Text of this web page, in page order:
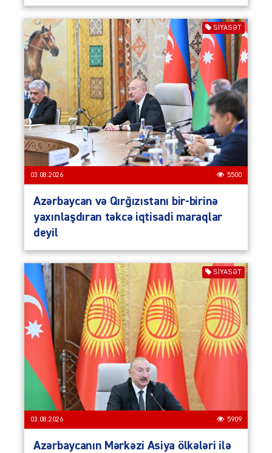
SIYASƏT
03.08.2026 5500
Azərbaycan və Qırğızıstanı bir-birinə
yaxınlaşdıran təkcə iqtisadi maraqlar
deyil
SIYASƏT
03.08.2026 5909
Azərbaycanın Mərkəzi Asiya ölkələri ilə